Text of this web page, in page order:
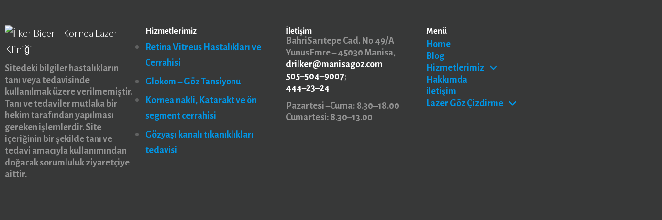
Sitedeki bilgiler hastalıkların
tanı veya tedavisinde
kullanılmak üzere verilmemiştir.
Tanı ve tedaviler mutlaka bir
hekim tarafından yapılması
gereken işlemlerdir. Site
içeriğinin bir şekilde tanı ve
tedavi amacıyla kullanımından
doğacak sorumluluk ziyaretçiye
aittir.
Hizmetlerimiz
Retina Vitreus Hastalıkları ve
Cerrahisi
Glokom – Göz Tansiyonu
Kornea nakli, Katarakt ve ön
segment cerrahisi
Gözyaşı kanalı tıkanıklıkları
tedavisi
İletişim
BahriSarıtepe Cad. No 49/A
YunusEmre – 45030 Manisa,
drilker@manisagoz.com
505–504–9007;
444–23–24
Pazartesi –Cuma: 8.30–18.00
Cumartesi: 8.30–13.00
Menü
Home
Blog
Hizmetlerimiz
Hakkımda
iletişim
Lazer Göz Çizdirme